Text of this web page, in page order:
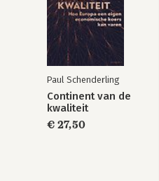
Paul Schenderling
Continent van de
kwaliteit
€ 27,50